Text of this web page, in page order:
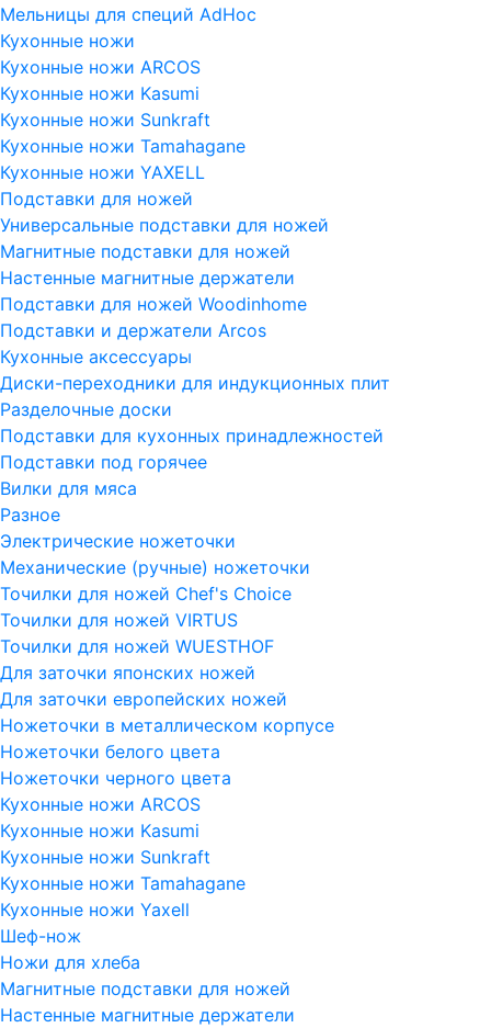
Мельницы для специй AdHoc
Кухонные ножи
Кухонные ножи ARCOS
Кухонные ножи Kasumi
Кухонные ножи Sunkraft
Кухонные ножи Tamahagane
Кухонные ножи YAXELL
Подставки для ножей
Универсальные подставки для ножей
Магнитные подставки для ножей
Настенные магнитные держатели
Подставки для ножей Woodinhome
Подставки и держатели Arcos
Кухонные аксессуары
Диски-переходники для индукционных плит
Разделочные доски
Подставки для кухонных принадлежностей
Подставки под горячее
Вилки для мяса
Разное
Электрические ножеточки
Механические (ручные) ножеточки
Точилки для ножей Chef's Choice
Точилки для ножей VIRTUS
Точилки для ножей WUESTHOF
Для заточки японских ножей
Для заточки европейских ножей
Ножеточки в металлическом корпусе
Ножеточки белого цвета
Ножеточки черного цвета
Кухонные ножи ARCOS
Кухонные ножи Kasumi
Кухонные ножи Sunkraft
Кухонные ножи Tamahagane
Кухонные ножи Yaxell
Шеф-нож
Ножи для хлеба
Магнитные подставки для ножей
Настенные магнитные держатели